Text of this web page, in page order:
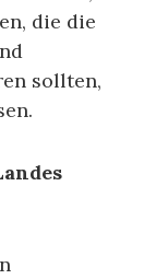
die die
sollten,